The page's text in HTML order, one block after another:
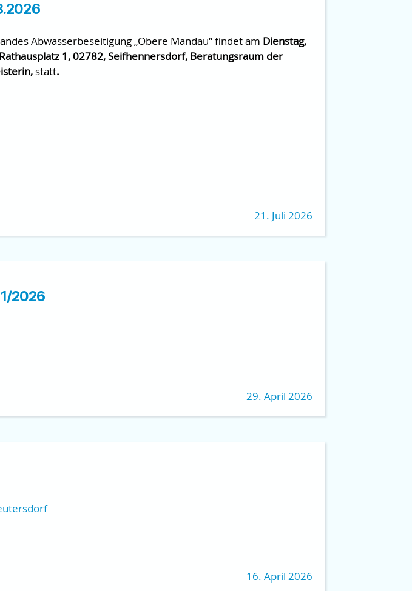
Abwasserbeseitigung „Obere Mandau“ findet am Dienstag,
1, 02782, Seifhennersdorf, Beratungsraum der
statt.
21. Juli 2026
2026
29. April 2026
16. April 2026